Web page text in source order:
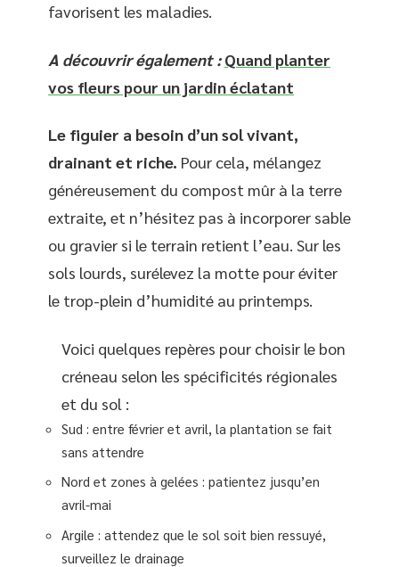
favorisent les maladies.
A découvrir également : Quand planter
vos fleurs pour un jardin éclatant
Le figuier a besoin d’un sol vivant,
drainant et riche. Pour cela, mélangez
généreusement du compost mûr à la terre
extraite, et n’hésitez pas à incorporer sable
ou gravier si le terrain retient l’eau. Sur les
sols lourds, surélevez la motte pour éviter
le trop-plein d’humidité au printemps.
Voici quelques repères pour choisir le bon
créneau selon les spécificités régionales
et du sol :
Sud : entre février et avril, la plantation se fait
sans attendre
Nord et zones à gelées : patientez jusqu’en
avril-mai
Argile : attendez que le sol soit bien ressuyé,
surveillez le drainage